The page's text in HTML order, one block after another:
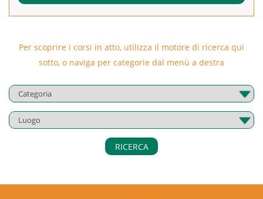
Per scoprire i corsi in atto, utilizza il motore di ricerca qui
sotto, o naviga per categorie dal menù a destra
RICERCA